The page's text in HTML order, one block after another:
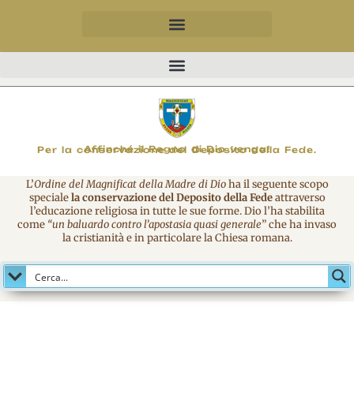
Per la conservazione del Deposito della Fede.
Affinché il Regno di Dio venga!
MAGNIFICO
L’Ordine del Magnificat della Madre di Dioha il seguente scopo
specialela conservazione del Deposito della Fedeattraverso
l’educazione religiosa in tutte le sue forme. Dio l’ha stabilita
come “un baluardo contro l’apostasia quasi generale” che ha invaso
la cristianità e in particolare la Chiesa romana.